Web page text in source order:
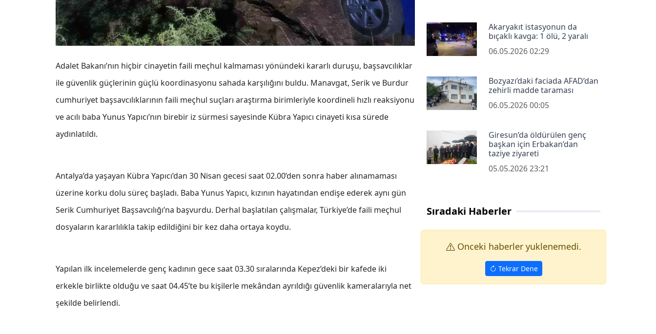
Adalet Bakanı’nın hiçbir cinayetin faili meçhul kalmaması yönündeki kararlı duruşu, başsavcılıklar
ile güvenlik güçlerinin güçlü koordinasyonu sahada karşılığını buldu. Manavgat, Serik ve Burdur
cumhuriyet başsavcılıklarının faili meçhul suçları araştırma birimleriyle koordineli hızlı reaksiyonu
ve acılı baba Yunus Yapıcı’nın birebir iz sürmesi sayesinde Kübra Yapıcı cinayeti kısa sürede
aydınlatıldı.
Antalya’da yaşayan Kübra Yapıcı’dan 30 Nisan gecesi saat 02.00’den sonra haber alınamaması
üzerine korku dolu süreç başladı. Baba Yunus Yapıcı, kızının hayatından endişe ederek aynı gün
Serik Cumhuriyet Başsavcılığı’na başvurdu. Derhal başlatılan çalışmalar, Türkiye’de faili meçhul
dosyaların kararlılıkla takip edildiğini bir kez daha ortaya koydu.
Yapılan ilk incelemelerde genç kadının gece saat 03.30 sıralarında Kepez’deki bir kafede iki
erkekle birlikte olduğu ve saat 04.45’te bu kişilerle mekândan ayrıldığı güvenlik kameralarıyla net
şekilde belirlendi.
Akaryakıt istasyonun da
bıçaklı kavga: 1 ölü, 2 yaralı
06.05.2026 02:29
Bozyazı’daki faciada AFAD’dan
zehirli madde taraması
06.05.2026 00:05
Giresun’da öldürülen genç
başkan için Erbakan’dan
taziye ziyareti
05.05.2026 23:21
Sıradaki Haberler
Onceki haberler yuklenemedi.
Tekrar Dene